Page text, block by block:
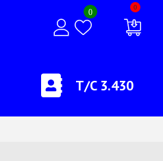
0
0
T/C 3.430